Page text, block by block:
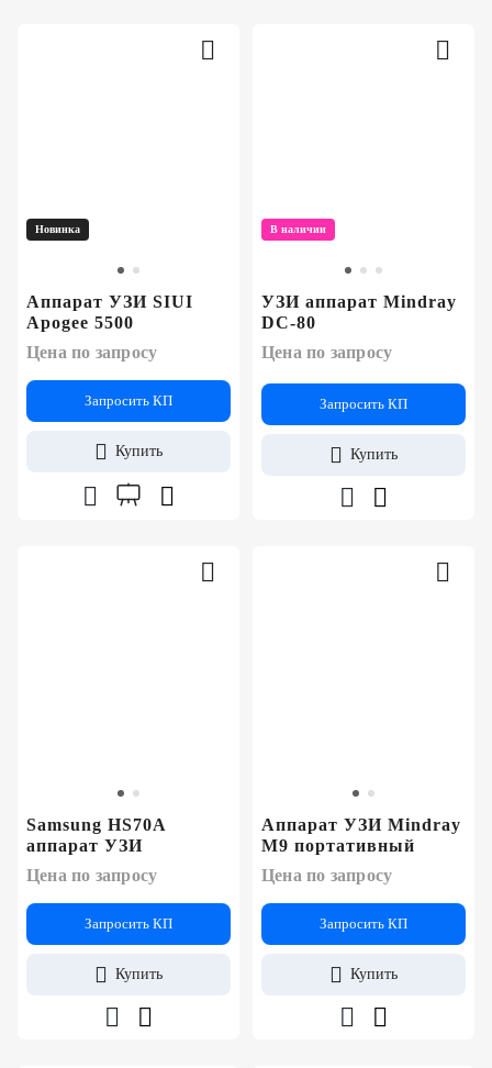
Новинка
Аппарат УЗИ SIUI
Apogee 5500
Цена по запросу
Запросить КП
Купить
В наличии
УЗИ аппарат Mindray
DC-80
Цена по запросу
Запросить КП
Купить
Samsung HS70A
аппарат УЗИ
Цена по запросу
Запросить КП
Купить
Аппарат УЗИ Mindray
M9 портативный
Цена по запросу
Запросить КП
Купить